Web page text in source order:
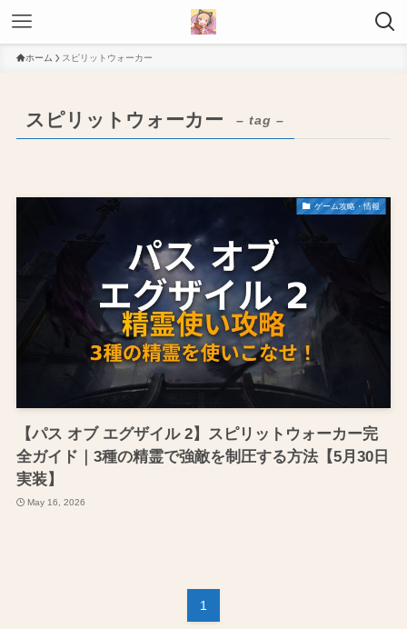
ホーム スピリットウォーカー
スピリットウォーカー – tag –
ゲーム攻略・情報
【パス オブ エグザイル 2】スピリットウォーカー完
全ガイド｜3種の精霊で強敵を制圧する方法【5月30日
実装】
May 16, 2026
1